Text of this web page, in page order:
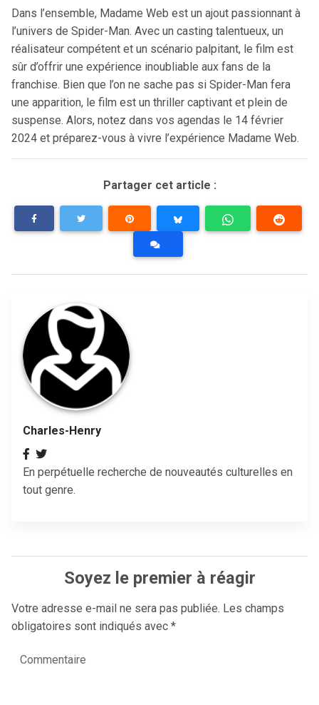
Dans l’ensemble, Madame Web est un ajout passionnant à
l’univers de Spider-Man. Avec un casting talentueux, un
réalisateur compétent et un scénario palpitant, le film est
sûr d’offrir une expérience inoubliable aux fans de la
franchise. Bien que l’on ne sache pas si Spider-Man fera
une apparition, le film est un thriller captivant et plein de
suspense. Alors, notez dans vos agendas le 14 février
2024 et préparez-vous à vivre l’expérience Madame Web.
Partager cet article :
Charles-Henry
En perpétuelle recherche de nouveautés culturelles en
tout genre.
Soyez le premier à réagir
Votre adresse e-mail ne sera pas publiée. Les champs
obligatoires sont indiqués avec *
Commentaire